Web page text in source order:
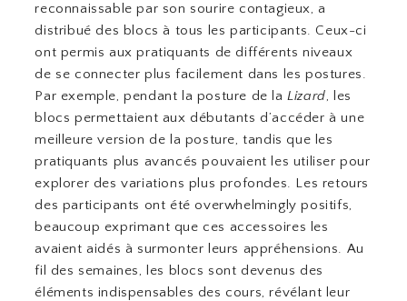
reconnaissable par son sourire contagieux, a
distribué des blocs à tous les participants. Ceux-ci
ont permis aux pratiquants de différents niveaux
de se connecter plus facilement dans les postures.
Par exemple, pendant la posture de laLizard, les
blocs permettaient aux débutants d’accéder à une
meilleure version de la posture, tandis que les
pratiquants plus avancés pouvaient les utiliser pour
explorer des variations plus profondes. Les retours
des participants ont été overwhelmingly positifs,
beaucoup exprimant que ces accessoires les
avaient aidés à surmonter leurs appréhensions. Au
fil des semaines, les blocs sont devenus des
éléments indispensables des cours, révélant leur